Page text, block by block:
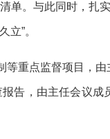
单。与此同时，扎
立”。
等重点监督项目，
告，由主任会议